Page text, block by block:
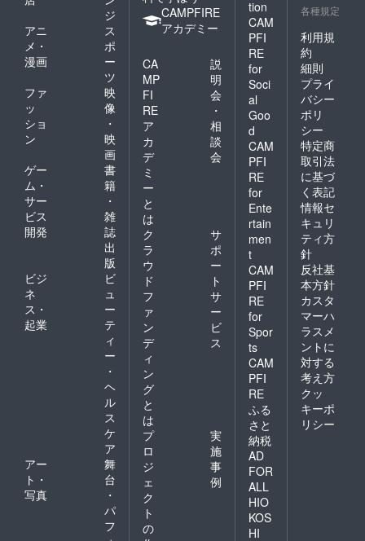
くださ
載のな
い場合
は掲載
希望な
しとな
りま
す。
はペー
の差し
止めを
行う可
能性が
ありま
す。あ
らかじ
めご了
承くだ
さい。
※支援
時、ス
ペシャ
ルサン
クス
ページ
へ記載
するご
希望の
お名前
（また
はペン
ム・ハ
ンドル
ネー
ム）を
必ず備
考欄に
ご記入
くださ
ジ
アニ
メ・
漫画
ス
ポ
ー
ツ
ファ
ッ
ショ
ン
映
像
・
映
画
ゲー
ム・
サー
ビス
開発
書
籍
・
雑
誌
出
版
ビジ
ネ
ス・
起業
ビ
ュ
ー
テ
ィ
ー
・
ヘ
ル
ス
ケ
ア
アー
ト・
写真
舞
台
・
パ
フ
CAMPFIRE
アカデミー
CA
MP
FI
RE
ア
カ
デ
ミ
ー
と
は
説
明
会
・
相
談
会
ク
ラ
ウ
ド
フ
ァ
ン
デ
ィ
ン
グ
と
は
サ
ポ
ー
ト
サ
ー
ビ
ス
プ
ロ
ジ
ェ
ク
ト
の
実
施
事
例
tion
CAM
PFI
RE
for
Soci
al
Goo
d
CAM
PFI
RE
for
Ente
rtain
men
t
CAM
PFI
RE
for
Spor
ts
CAM
PFI
RE
ふる
さと
納税
AD
FOR
ALL
HIO
KOS
HI
各種規定
利用規
約
細則
プライ
バシー
ポリ
シー
特定商
取引法
に基づ
く表記
情報セ
キュリ
ティ方
針
反社基
本方針
カスタ
マーハ
ラスメ
ントに
対する
考え方
クッ
キーポ
リシー